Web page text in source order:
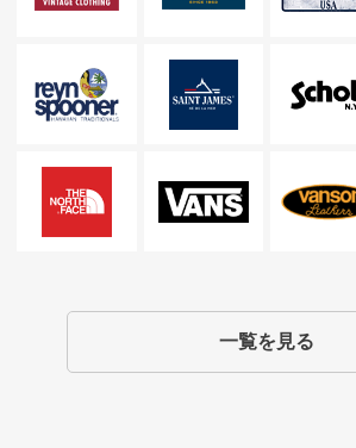
一覧を見る